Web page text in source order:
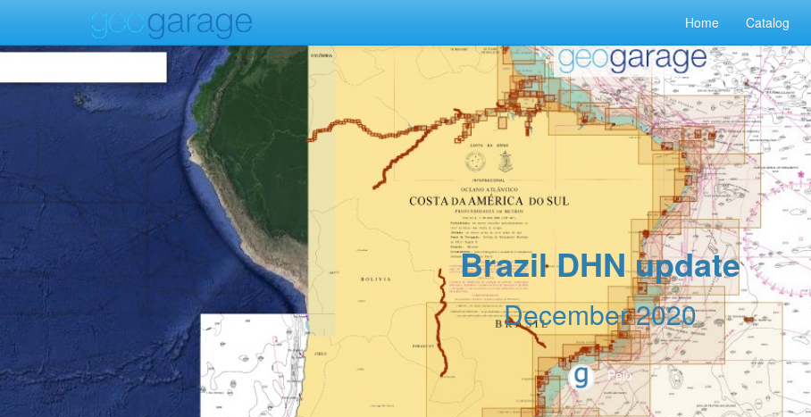
Home Catalog
Brazil DHN update
December 2020
Peio